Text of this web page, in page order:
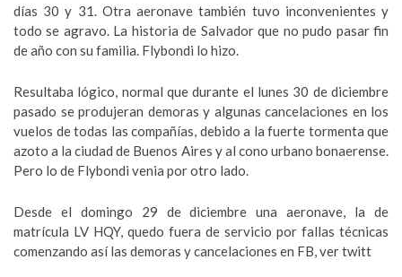
días 30 y 31. Otra aeronave también tuvo inconvenientes y
todo se agravo. La historia de Salvador que no pudo pasar fin
de año con su familia. Flybondi lo hizo.
Resultaba lógico, normal que durante el lunes 30 de diciembre
pasado se produjeran demoras y algunas cancelaciones en los
vuelos de todas las compañías, debido a la fuerte tormenta que
azoto a la ciudad de Buenos Aires y al cono urbano bonaerense.
Pero lo de Flybondi venia por otro lado.
Desde el domingo 29 de diciembre una aeronave, la de
matrícula LV HQY, quedo fuera de servicio por fallas técnicas
comenzando así las demoras y cancelaciones en FB, ver twitt